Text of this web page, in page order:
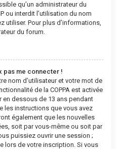
qu’un administrateur du
ou interdit l’utilisation du nom
utiliser. Pour plus d’informations,
du forum.
pas me connecter !
nom d’utilisateur et votre mot de
de la COPPA est activée
en dessous de 13 ans pendant
les instructions que vous avez
également que les nouvelles
soit par vous-même ou soit par
puissiez ouvrir une session ;
lors de votre inscription. Si vous